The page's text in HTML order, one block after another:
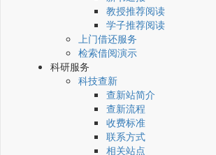
教授推荐阅读
学子推荐阅读
上门借还服务
检索借阅演示
科研服务
科技查新
查新站简介
查新流程
收费标准
联系方式
相关站点